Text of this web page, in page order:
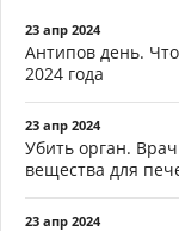
23 апр 2024
Антипов день.
2024 года
23 апр 2024
Убить орган.
вещества для
23 апр 2024